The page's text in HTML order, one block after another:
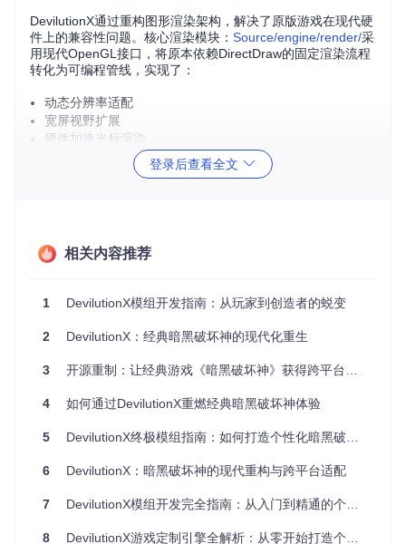
DevilutionX通过重构图形渲染架构，解决了原版游戏在现代硬
件上的兼容性问题。核心渲染模块： Source/engine/render/采
用现代OpenGL接口，将原本依赖DirectDraw的固定渲染流程
转化为可编程管线，实现了：
动态分辨率适配
宽屏视野扩展
硬件加速光标渲染
针对原版游戏在现代系统上的性能瓶颈，项目团队从内存管理
与渲染优化两方面入手：
：通过纹理压缩与资源动态加载，内存使用降
低40%
帧率控制机制
：实现自适应帧率调节，低端设备可稳定30fp
多线程架构：核心游戏逻辑与渲染分离，主线程负载降低6
PX协议的局域网联机升级为支持TCP/IP的跨平台网络系统，
延迟降低70%的同时实现跨设备联机。
登录后查看全文
相关内容推荐
1 DevilutionX模组开发指南：从玩家到创造者的蜕变
2 DevilutionX：经典暗黑破坏神的现代化重生
3 开源重制：让经典游戏《暗黑破坏神》获得跨平台新生的技术奇迹
4 如何通过DevilutionX重燃经典暗黑破坏神体验
5 DevilutionX终极模组指南：如何打造个性化暗黑破坏神体验
6 DevilutionX：暗黑破坏神的现代重构与跨平台适配
7 DevilutionX模组开发完全指南：从入门到精通的个性化暗黑破坏神之旅
8 DevilutionX游戏定制引擎全解析：从零开始打造个性化暗黑体验